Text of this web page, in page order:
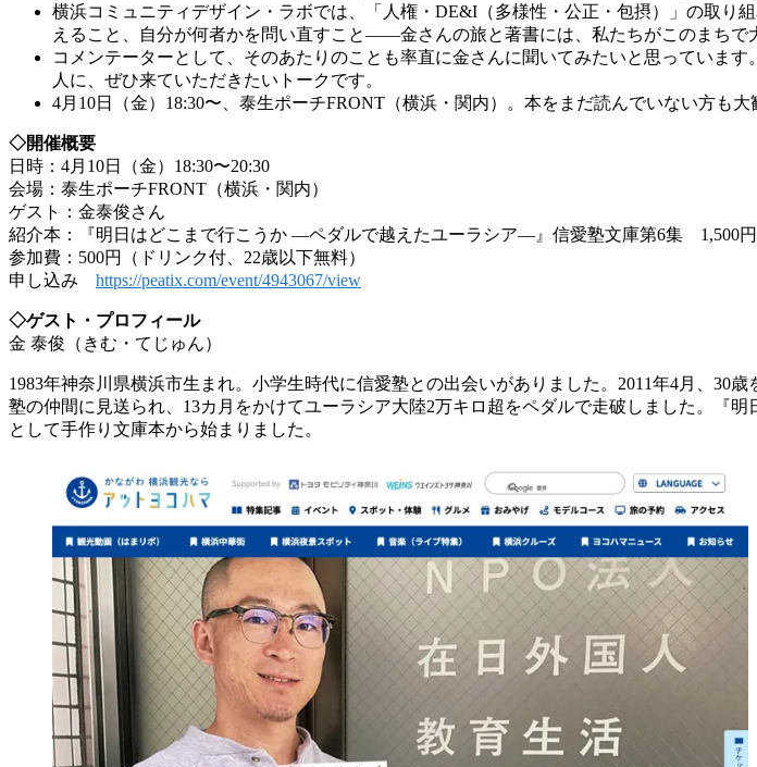
横浜コミュニティデザイン・ラボでは、「人権・DE&I（多様性・公正・包摂）」の取り
えること、自分が何者かを問い直すこと——金さんの旅と著書には、私たちがこのまちで
コメンテーターとして、そのあたりのことも率直に金さんに聞いてみたいと思っていま
人に、ぜひ来ていただきたいトークです。
4月10日（金）18:30〜、泰生ポーチFRONT（横浜・関内）。本をまだ読んでいない方も
◇開催概要
日時：4月10日（金）18:30〜20:30
会場：泰生ポーチFRONT（横浜・関内）
ゲスト：金泰俊さん
紹介本：『明日はどこまで行こうか ―ペダルで越えたユーラシア―』信愛塾文庫第6集 1,500円
参加費：500円（ドリンク付、22歳以下無料）
申し込み https://peatix.com/event/4943067/view
◇ゲスト・プロフィール
金 泰俊（きむ・てじゅん）
1983年神奈川県横浜市生まれ。小学生時代に信愛塾との出会いがありました。2011年4月、30
塾の仲間に見送られ、13カ月をかけてユーラシア大陸2万キロ超をペダルで走破しました。『
として手作り文庫本から始まりました。